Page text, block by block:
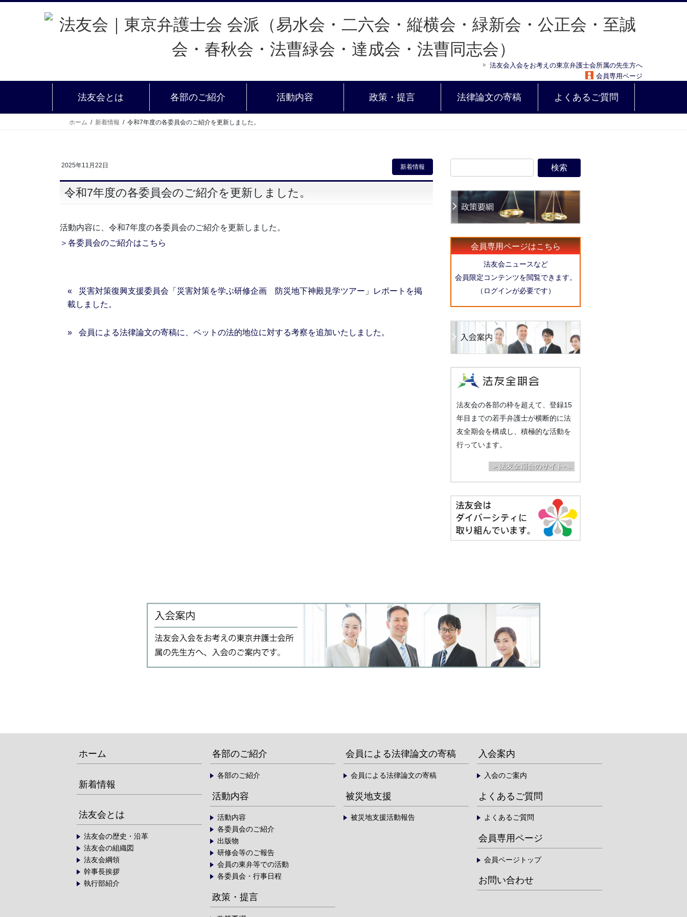
法友会入会をお考えの東京弁護士会所属の先生方へ
会員専用ページ
法友会とは 各部のご紹介 活動内容 政策・提言 法律論文の寄稿 よくあるご質問
ホーム 新着情報 令和7年度の各委員会のご紹介を更新しました。
2025年11月22日 新着情報
令和7年度の各委員会のご紹介を更新しました。
活動内容に、令和7年度の各委員会のご紹介を更新しました。
＞各委員会のご紹介はこちら
災害対策復興支援委員会「災害対策を学ぶ研修企画 防災地下神殿見学ツアー」レポートを掲
載しました。
会員による法律論文の寄稿に、ペットの法的地位に対する考察を追加いたしました。
会員専用ページはこちら
法友会ニュースなど
会員限定コンテンツを閲覧できます。
（ログインが必要です）
法友会の各部の枠を超えて、登録15
年目までの若手弁護士が横断的に法
友全期会を構成し、積極的な活動を
行っています。
> 法友全期会のサイトへ
ホーム
新着情報
法友会とは
法友会の歴史・沿革
法友会の組織図
法友会綱領
幹事長挨拶
執行部紹介
各部のご紹介
各部のご紹介
活動内容
活動内容
各委員会のご紹介
出版物
研修会等のご報告
会員の東弁等での活動
各委員会・行事日程
政策・提言
会員による法律論文の寄稿
会員による法律論文の寄稿
被災地支援
被災地支援活動報告
入会案内
入会のご案内
よくあるご質問
よくあるご質問
会員専用ページ
会員ページトップ
お問い合わせ